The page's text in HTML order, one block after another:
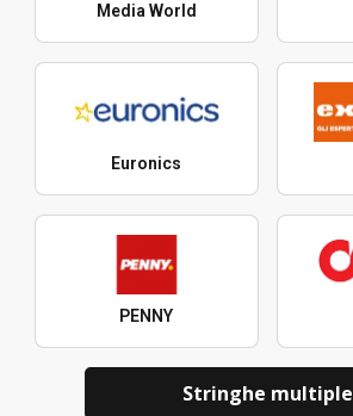
Media World
Euronics
PENNY
Stringhe multiple